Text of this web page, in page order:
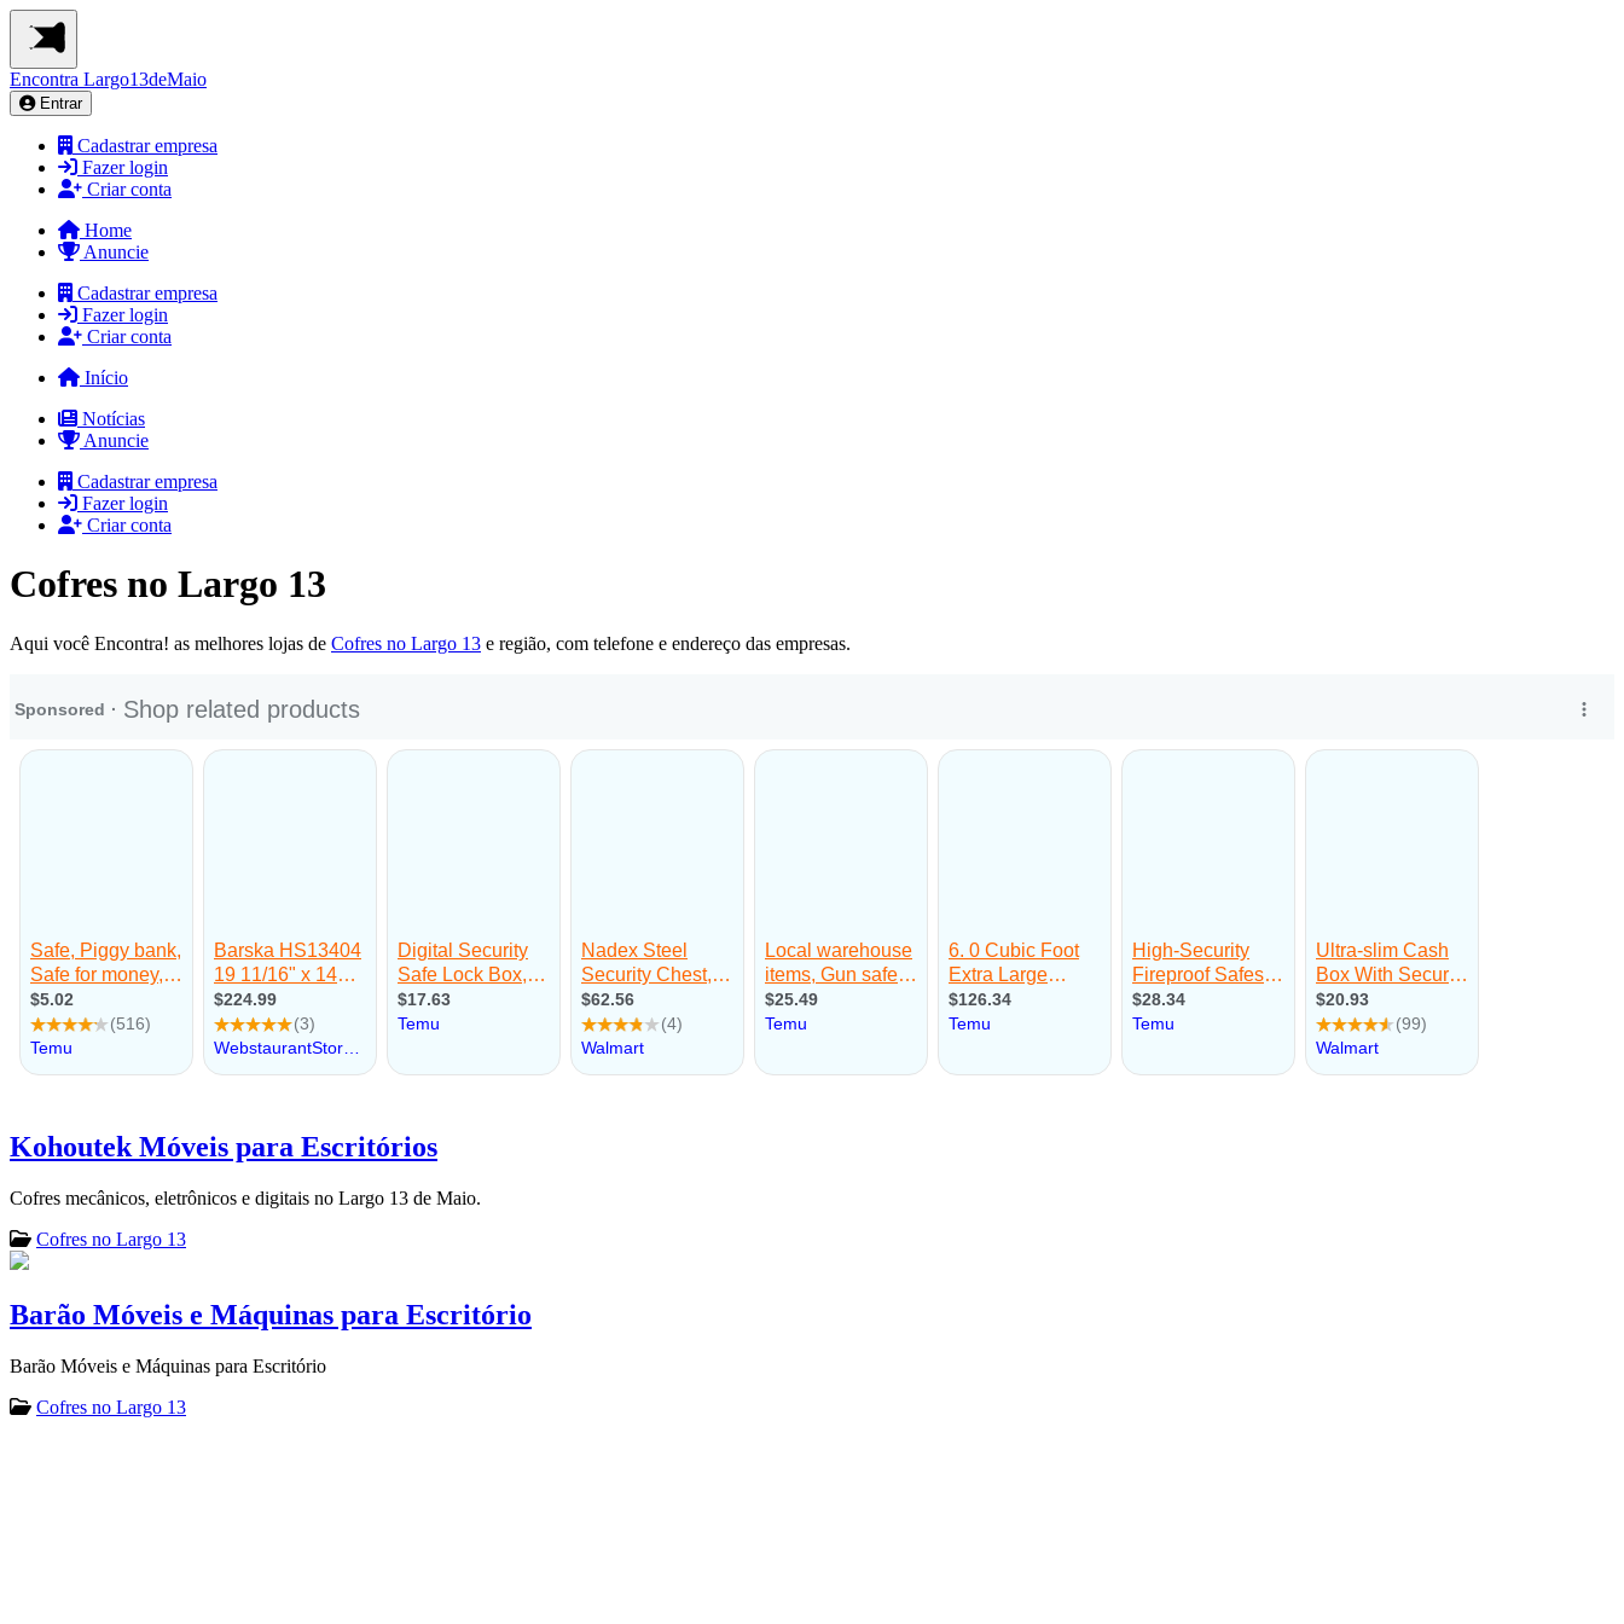
Encontra Largo13deMaio
Entrar
Cadastrar empresa
Fazer login
Criar conta
Home
Anuncie
Cadastrar empresa
Fazer login
Criar conta
Início
Notícias
Anuncie
Cadastrar empresa
Fazer login
Criar conta
Cofres no Largo 13
Aqui você Encontra! as melhores lojas de Cofres no Largo 13 e região, com telefone e endereço das empresas.
Kohoutek Móveis para Escritórios
Cofres mecânicos, eletrônicos e digitais no Largo 13 de Maio.
Cofres no Largo 13
Barão Móveis e Máquinas para Escritório
Barão Móveis e Máquinas para Escritório
Cofres no Largo 13